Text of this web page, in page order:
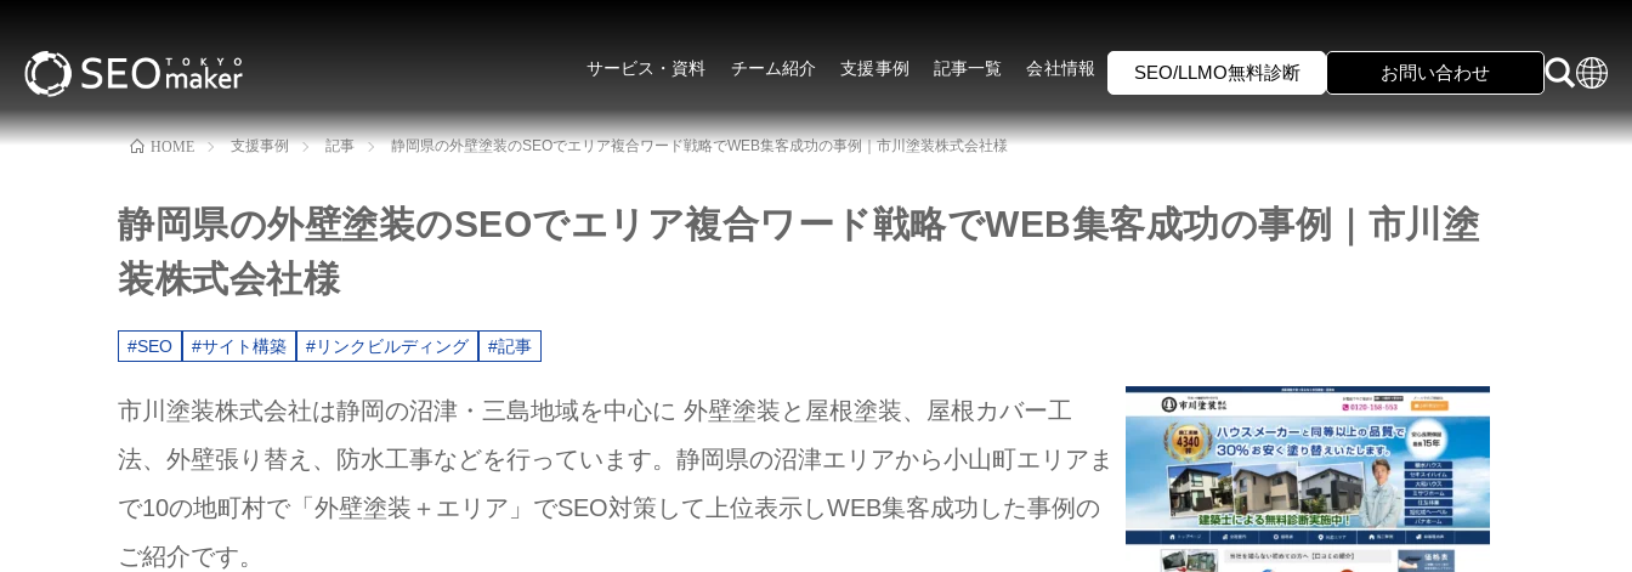
サービス・資料 チーム紹介 支援事例 記事一覧 会社情報 SEO/LLMO無料診断 お問い合わせ
HOME 支援事例 記事 静岡県の外壁塗装のSEOでエリア複合ワード戦略でWEB集客成功の事例｜市川塗装株式会社様
静岡県の外壁塗装のSEOでエリア複合ワード戦略でWEB集客成功の事例｜市川塗
装株式会社様
#SEO #サイト構築 #リンクビルディング #記事
市川塗装株式会社は静岡の沼津・三島地域を中心に 外壁塗装と屋根塗装、屋根カバー工
法、外壁張り替え、防水工事などを行っています。静岡県の沼津エリアから小山町エリアま
で10の地町村で「外壁塗装＋エリア」でSEO対策して上位表示しWEB集客成功した事例の
ご紹介です。